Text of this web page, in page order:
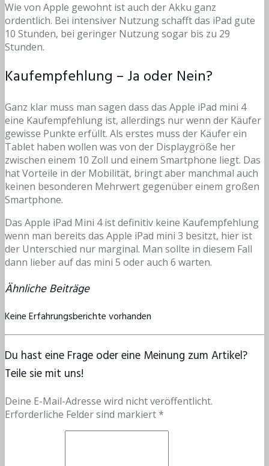
Wie von Apple gewohnt ist auch der Akku ganz
ordentlich. Bei intensiver Nutzung schafft das iPad gute
10 Stunden, bei geringer Nutzung sogar bis zu 29
Stunden.
Kaufempfehlung – Ja oder Nein?
Ganz klar muss man sagen dass das Apple iPad mini 4
eine Kaufempfehlung ist, allerdings nur wenn der Käufer
gewisse Punkte erfüllt. Als erstes muss der Käufer ein
Tablet haben wollen was von der Displaygröße her
zwischen einem 10 Zoll und einem Smartphone liegt. Das
hat Vorteile in der Mobilität, bringt aber manchmal auch
keinen besonderen Mehrwert gegenüber einem großen
Smartphone.
Das Apple iPad Mini 4 ist definitiv keine Kaufempfehlung
wenn man bereits das Apple iPad mini 3 besitzt, hier ist
der Unterschied nur marginal. Man sollte in diesem Fall
dann lieber auf das mini 5 oder auch 6 warten.
Ähnliche Beiträge
Keine Erfahrungsberichte vorhanden
Du hast eine Frage oder eine Meinung zum Artikel?
Teile sie mit uns!
Deine E-Mail-Adresse wird nicht veröffentlicht.
Erforderliche Felder sind markiert *